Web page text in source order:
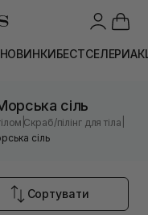
НОВИНКИБЕСТСЕЛЕРИ
сіль
|Скраб/пілінг для тіла
сіль
Сортувати